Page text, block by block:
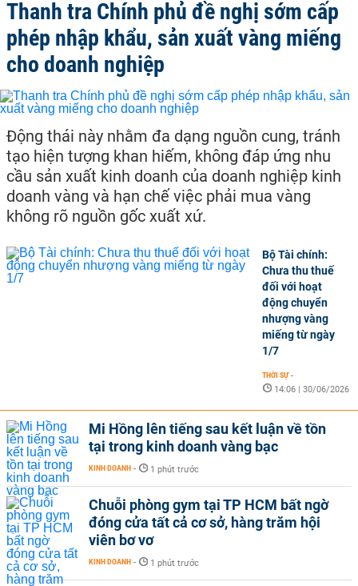
Thanh tra Chính phủ đề nghị sớm cấp
phép nhập khẩu, sản xuất vàng miếng
cho doanh nghiệp
Động thái này nhằm đa dạng nguồn cung, tránh
tạo hiện tượng khan hiếm, không đáp ứng nhu
cầu sản xuất kinh doanh của doanh nghiệp kinh
doanh vàng và hạn chế việc phải mua vàng
không rõ nguồn gốc xuất xứ.
Bộ Tài chính:
Chưa thu thuế
đối với hoạt
động chuyển
nhượng vàng
miếng từ ngày
1/7
THỜI SỰ -
14:06 | 30/06/2026
Mi Hồng lên tiếng sau kết luận về tồn
tại trong kinh doanh vàng bạc
KINH DOANH - 1 phút trước
Chuỗi phòng gym tại TP HCM bất ngờ
đóng cửa tất cả cơ sở, hàng trăm hội
viên bơ vơ
KINH DOANH - 1 phút trước